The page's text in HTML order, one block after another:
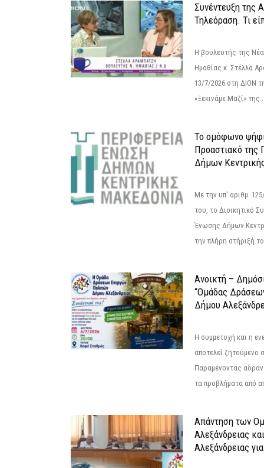
Συνέντευξη της
Τηλεόραση. Τι
Η βουλευτής της
Ημαθίας κ. Στέλλα
13/7/2026 στη ΔΙΟΝ
«Ξεκινάμε Μαζί»
Το ομόφωνο
Προαστιακό της
Δήμων
Με την υπ' αριθμ.
του, το Διοικητικό
Ένωσης Δήμων
την πλήρη στήριξή
Ανοικτή –
“Ομάδας
Δήμου
Η συμμετοχή και η
αποτελεί ζητούμενο
Παραμένοντας
τα προβλήματα από
Απάντηση των
Αλεξάνδρειας
Αλεξάνδρειας